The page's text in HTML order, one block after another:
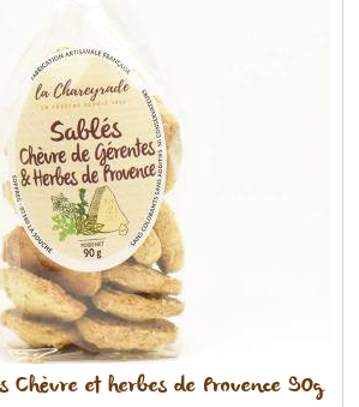
Chèvre et herbes de Provence 90g